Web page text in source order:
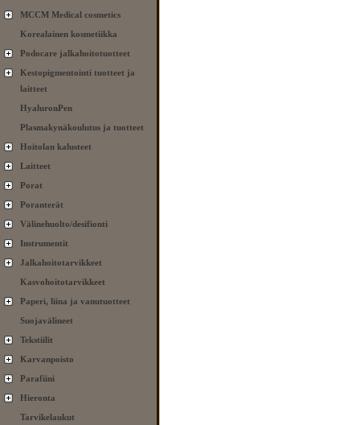
MCCM Medical cosmetics
Korealainen kosmetiikka
Podocare jalkahoitotuotteet
Kestopigmentointi tuotteet ja
laitteet
HyaluronPen
Plasmakynäkoulutus ja tuotteet
Hoitolan kalusteet
Laitteet
Porat
Poranterät
Välinehuolto/desifionti
Instrumentit
Jalkahoitotarvikkeet
Kasvohoitotarvikkeet
Paperi, liina ja vanutuotteet
Suojavälineet
Tekstiilit
Karvanpoisto
Parafiini
Hieronta
Tarvikelaukut